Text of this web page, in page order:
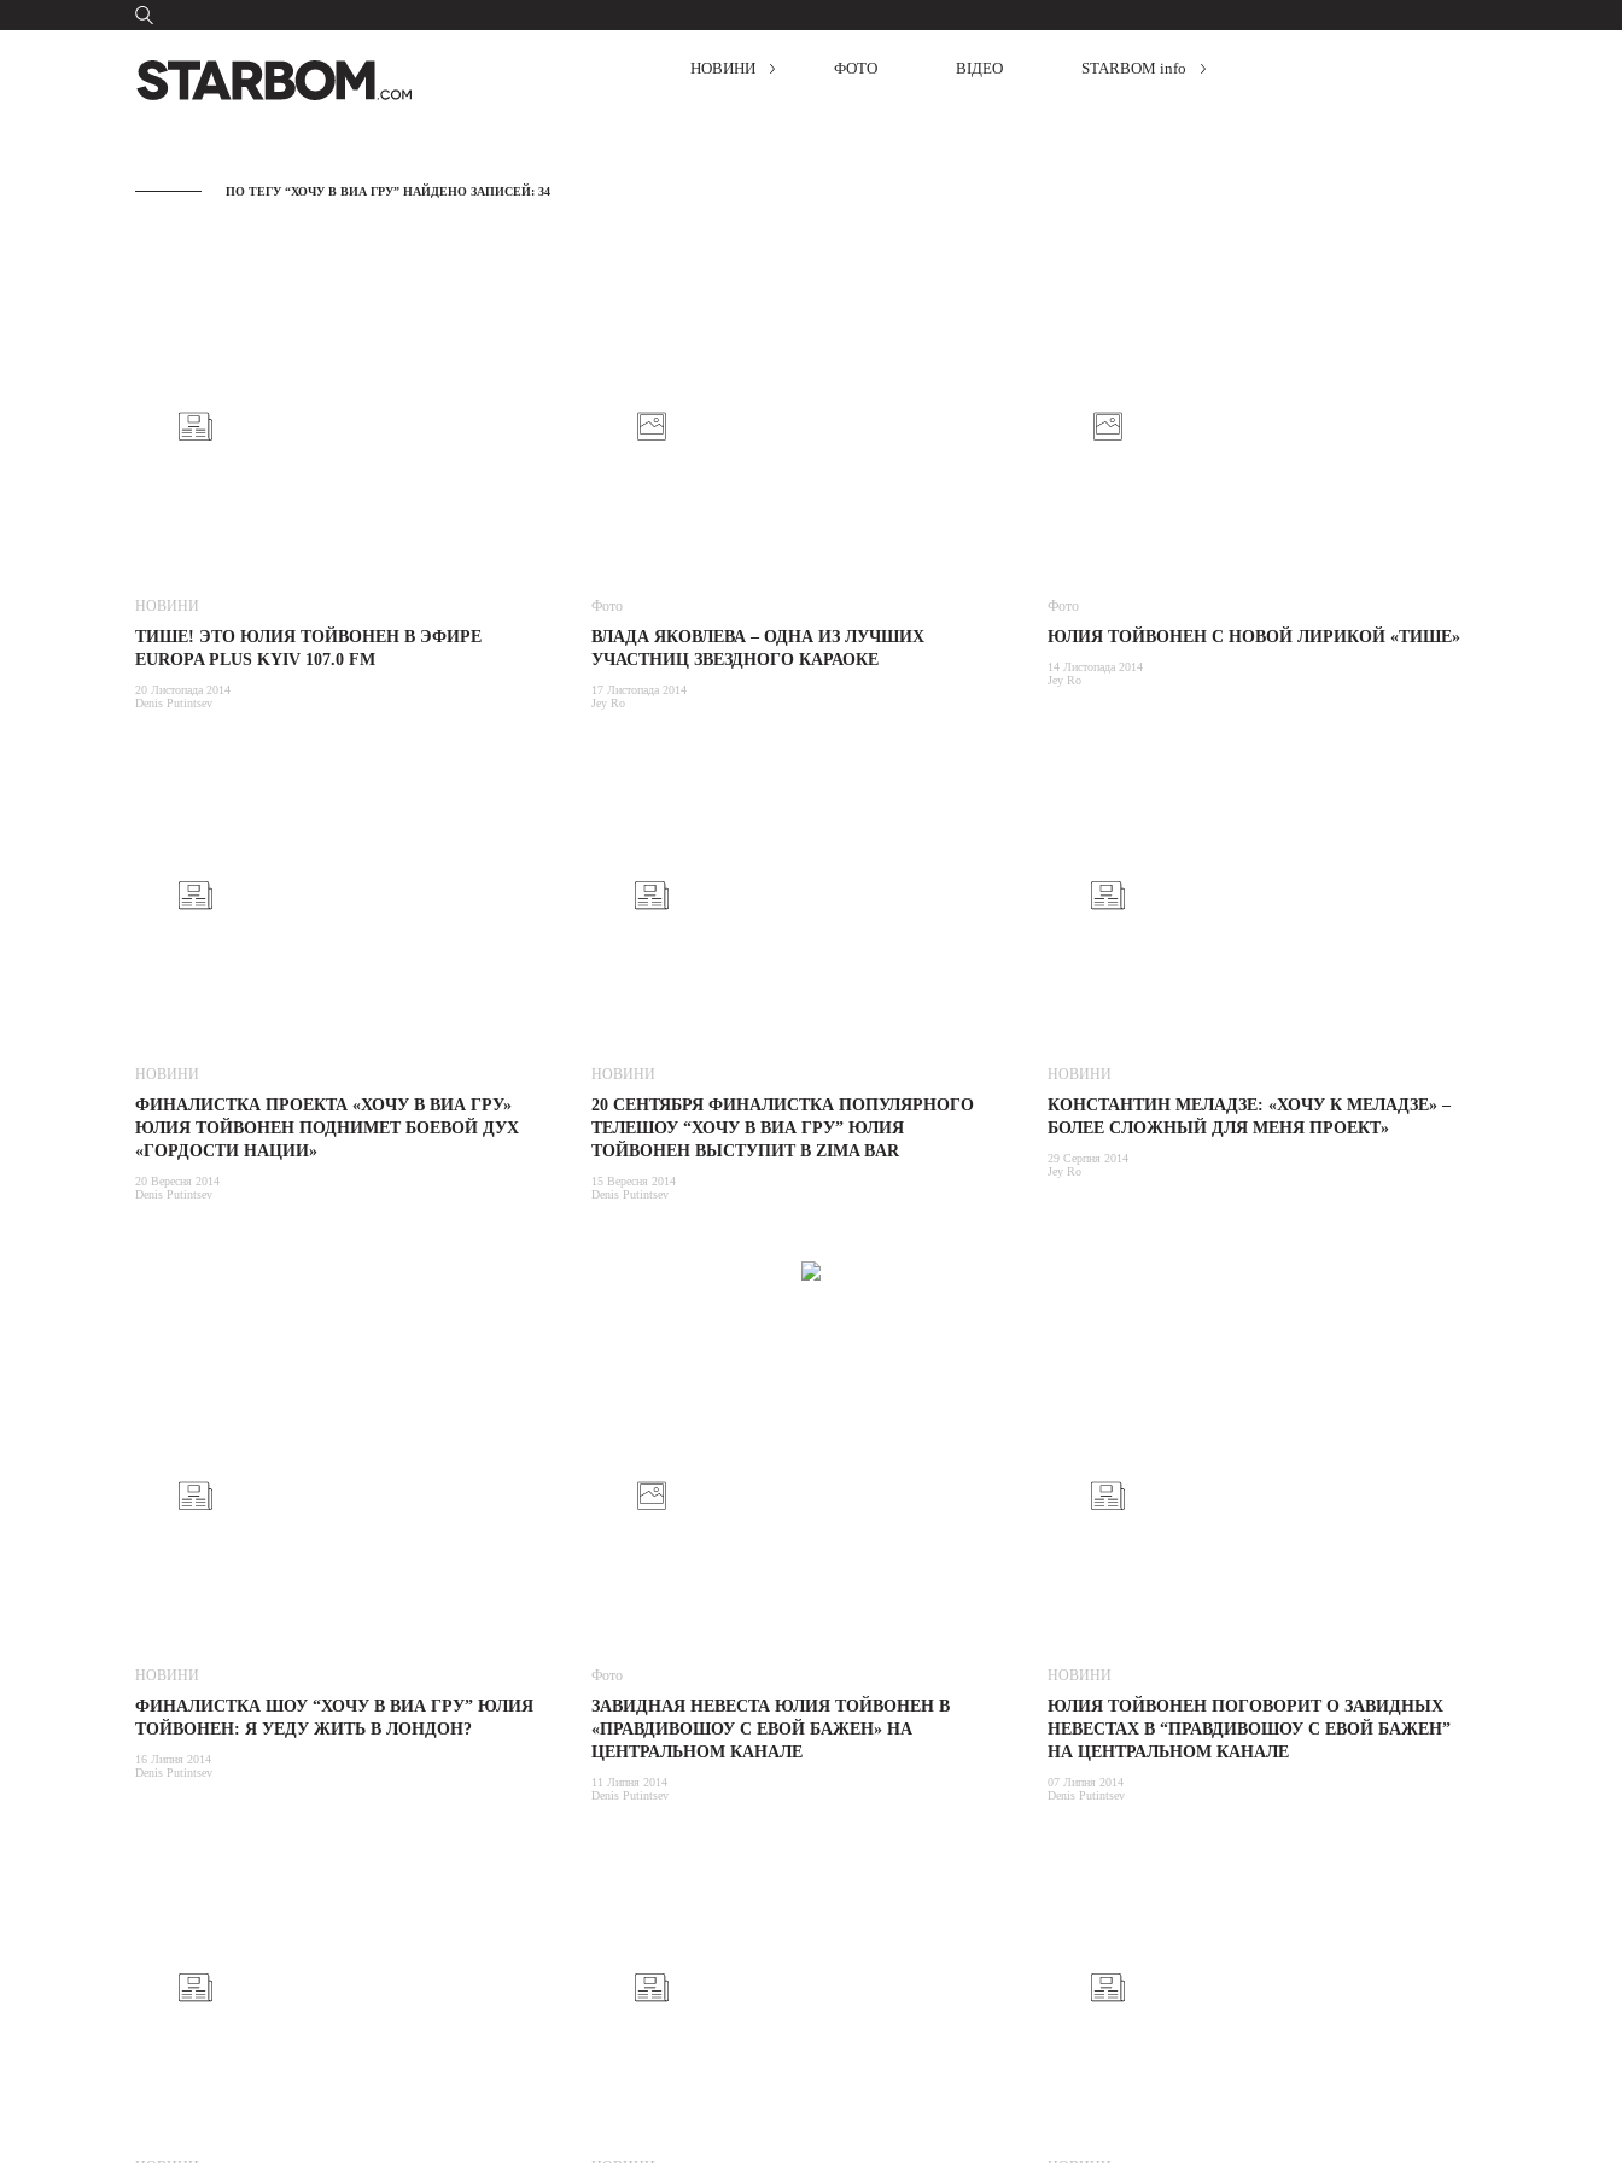
НОВИНИ ФОТО ВІДЕО STARBOM info
ПО ТЕГУ “ХОЧУ В ВИА ГРУ” НАЙДЕНО ЗАПИСЕЙ: 34
НОВИНИ
ТИШЕ! ЭТО ЮЛИЯ ТОЙВОНЕН В ЭФИРЕ
EUROPA PLUS KYIV 107.0 FM
20 Листопада 2014
Denis Putintsev
Фото
ВЛАДА ЯКОВЛЕВА – ОДНА ИЗ ЛУЧШИХ
УЧАСТНИЦ ЗВЕЗДНОГО КАРАОКЕ
17 Листопада 2014
Jey Ro
Фото
ЮЛИЯ ТОЙВОНЕН С НОВОЙ ЛИРИКОЙ «ТИШЕ»
14 Листопада 2014
Jey Ro
НОВИНИ
ФИНАЛИСТКА ПРОЕКТА «ХОЧУ В ВИА ГРУ»
ЮЛИЯ ТОЙВОНЕН ПОДНИМЕТ БОЕВОЙ ДУХ
«ГОРДОСТИ НАЦИИ»
20 Вересня 2014
Denis Putintsev
НОВИНИ
20 СЕНТЯБРЯ ФИНАЛИСТКА ПОПУЛЯРНОГО
ТЕЛЕШОУ “ХОЧУ В ВИА ГРУ” ЮЛИЯ
ТОЙВОНЕН ВЫСТУПИТ В ZIMA BAR
15 Вересня 2014
Denis Putintsev
НОВИНИ
КОНСТАНТИН МЕЛАДЗЕ: «ХОЧУ К МЕЛАДЗЕ» –
БОЛЕЕ СЛОЖНЫЙ ДЛЯ МЕНЯ ПРОЕКТ»
29 Серпня 2014
Jey Ro
НОВИНИ
ФИНАЛИСТКА ШОУ “ХОЧУ В ВИА ГРУ” ЮЛИЯ
ТОЙВОНЕН: Я УЕДУ ЖИТЬ В ЛОНДОН?
16 Липня 2014
Denis Putintsev
Фото
ЗАВИДНАЯ НЕВЕСТА ЮЛИЯ ТОЙВОНЕН В
«ПРАВДИВОШОУ С ЕВОЙ БАЖЕН» НА
ЦЕНТРАЛЬНОМ КАНАЛЕ
11 Липня 2014
Denis Putintsev
НОВИНИ
ЮЛИЯ ТОЙВОНЕН ПОГОВОРИТ О ЗАВИДНЫХ
НЕВЕСТАХ В “ПРАВДИВОШОУ С ЕВОЙ БАЖЕН”
НА ЦЕНТРАЛЬНОМ КАНАЛЕ
07 Липня 2014
Denis Putintsev